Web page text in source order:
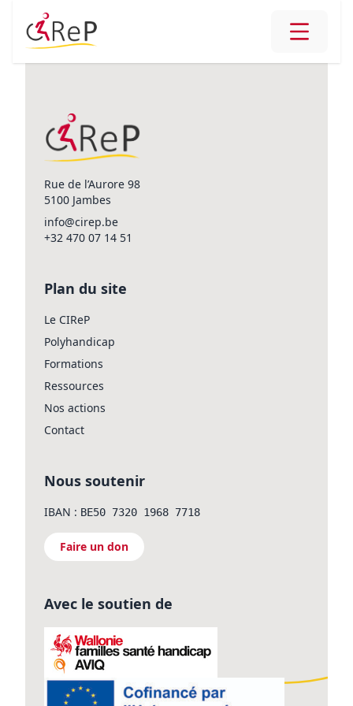
Rue de l’Aurore 98
5100 Jambes
info@cirep.be
+32 470 07 14 51
Plan du site
Le CIReP
Polyhandicap
Formations
Ressources
Nos actions
Contact
Nous soutenir
IBAN : BE50 7320 1968 7718
Faire un don
Avec le soutien de